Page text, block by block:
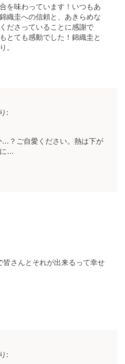
を味わっています！いつもあ
織圭への信頼と、あきらめな
ださっていることに感謝で
とても感動でした！錦織圭と
。
:
…？ご自愛ください。熱は下が
に…
皆さんとそれが出来るって幸せ
: